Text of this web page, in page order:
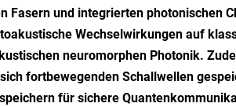
Fasern und integrierten photonischen
Wechselwirkungen auf
neuromorphen Photonik.
fortbewegenden Schallwellen
für sichere